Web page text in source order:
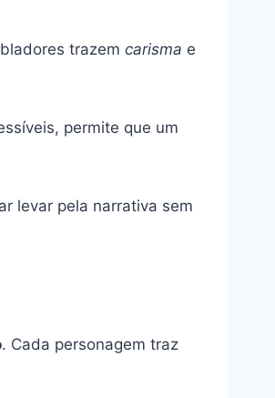
trazem carisma e
permite que um
levar pela narrativa sem
. Cada personagem traz